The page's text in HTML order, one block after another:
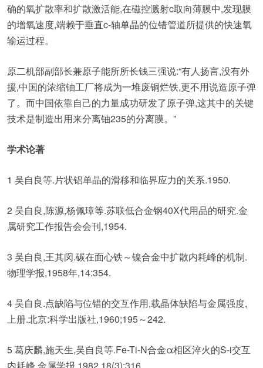
确的氧扩散率和扩散激活能,在磁控溅射c取向薄膜中,发现膜
的增氧速度,端赖于垂直c-轴单晶的位错管道所提供的快速氧
输运过程。
原二机部副部长兼原子能所所长钱三强说:“有人扬言,没有外
援,中国的浓缩铀工厂将成为一堆废铜烂铁,更不用说造原子弹
了。而中国依靠自己的力量成功研发了原子弹,这其中的关键
技术是制造出用来分离铀235的分离膜。”
学术论著
1 吴自良等.片状铝单晶的滑移和临界应力的关系.1950.
2 吴自良,陈源,杨佩璋等.苏联低合金钢40X代用品的研究.金
属研究工作报告会会刊,1954.
3 吴自良,王其闵.碳在面心铁～镍合金中扩散内耗峰的机制.
物理学报,1958年,14:354.
4 吴自良.点缺陷与位错的交互作用,载晶体缺陷与金属强度,
上册.北京:科学出版社,1960;195～242.
5 葛庆麟,施天生,吴自良等.Fe-Ti-N合金α相区淬火的S-i交互
内耗峰.金属学报.1982,18(3):316.